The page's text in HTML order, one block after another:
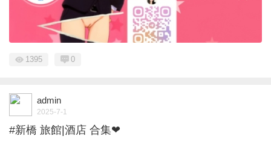
1395 0
admin
2025-7-1
#新橋 旅館|酒店 合集❤